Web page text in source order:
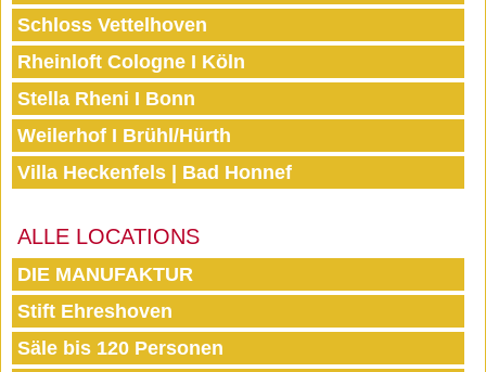
Schloss Vettelhoven
Rheinloft Cologne I Köln
Stella Rheni I Bonn
Weilerhof I Brühl/Hürth
Villa Heckenfels | Bad Honnef
ALLE LOCATIONS
DIE MANUFAKTUR
Stift Ehreshoven
Säle bis 120 Personen